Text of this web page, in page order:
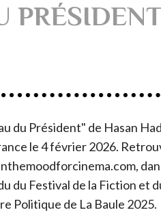
du Président" de Hasan
le 4 février 2026.
du Festival de la Fiction et
Politique de La Baule 2025.